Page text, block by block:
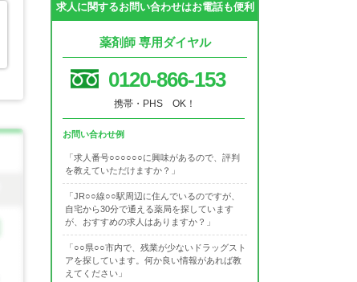
求人に関するお問い合わせはお電話も便利
薬剤師 専用ダイヤル
0120-866-153
携帯・PHS OK！
お問い合わせ例
「求人番号○○○○○○に興味があるので、評判
を教えていただけますか？」
「JR○○線○○駅周辺に住んでいるのですが、
自宅から30分で通える薬局を探しています
が、おすすめの求人はありますか？」
「○○県○○市内で、残業が少ないドラッグスト
アを探しています。何か良い情報があれば教
えてください」